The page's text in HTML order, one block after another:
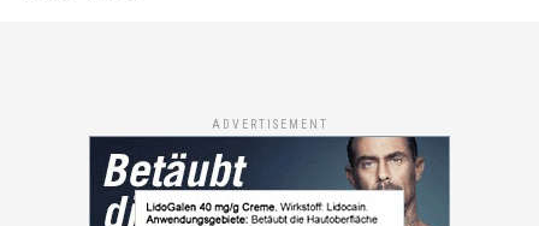
ADVERTISEMENT